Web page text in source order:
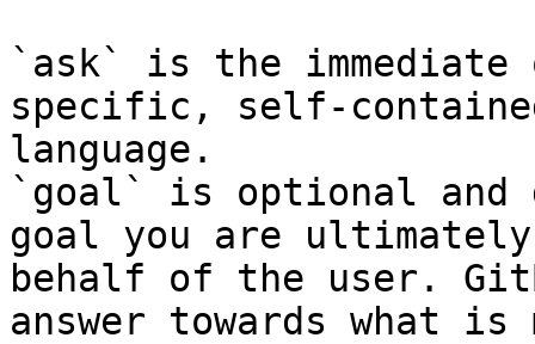
`ask` is the
specific, self-
language.
`goal` is optional and
goal you are
behalf of the user.
answer towards what